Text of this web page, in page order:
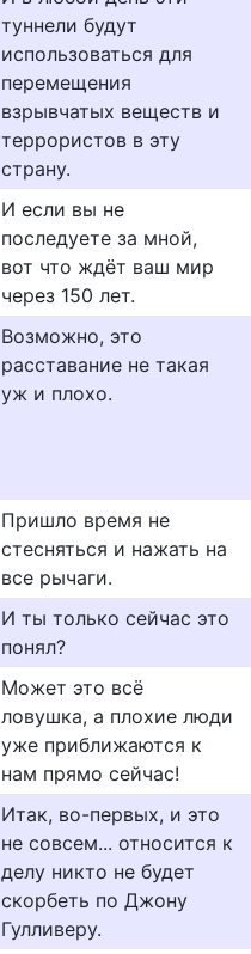
туннели будут
использоваться для
перемещения
взрывчатых веществ и
террористов в эту
страну.
И если вы не
последуете за мной,
вот что ждёт ваш мир
через 150 лет.
Возможно, это
расставание не такая
уж и плохо.
Пришло время не
стесняться и нажать на
все рычаги.
И ты только сейчас это
понял?
Может это всё
ловушка, а плохие люди
уже приближаются к
нам прямо сейчас!
Итак, во-первых, и это
не совсем... относится к
делу никто не будет
скорбеть по Джону
Гулливеру.